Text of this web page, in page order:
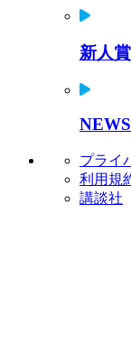
新人賞
NEWS
プライ
利用規
講談社